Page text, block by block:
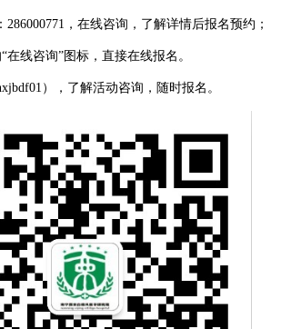
，在线咨询，了解详情后报名预约；
线咨询”图标，直接在线报名。
），了解活动咨询，随时报名。